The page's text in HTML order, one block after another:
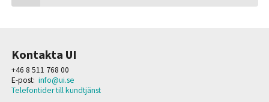
Kontakta UI
+46 8 511 768 00
E-post: info@ui.se
Telefontider till kundtjänst